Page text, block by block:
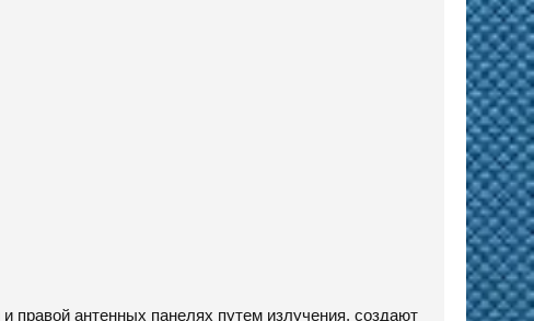
антенных панелях путем излучения, создают